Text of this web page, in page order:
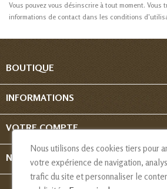
Vous pouvez vous désinscrire à tout moment. Vous
informations de contact dans les conditions
BOUTIQUE
INFORMATIONS
VOTRE COMPTE
NOUS CONTACTER
Nous utilisons des cookies tiers pour
votre expérience de navigation,
trafic du site et personnaliser le